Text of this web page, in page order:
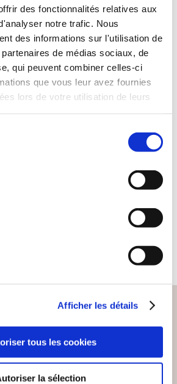
des fonctionnalités relatives aux
notre trafic. Nous
des informations sur l'utilisation de
de médias sociaux, de
qui peuvent combiner celles-ci
que vous leur avez fournies
lors de votre utilisation de leurs
Afficher les détails
tous les cookies
la sélection
SÉCURISÉ
jusqu'à -42%